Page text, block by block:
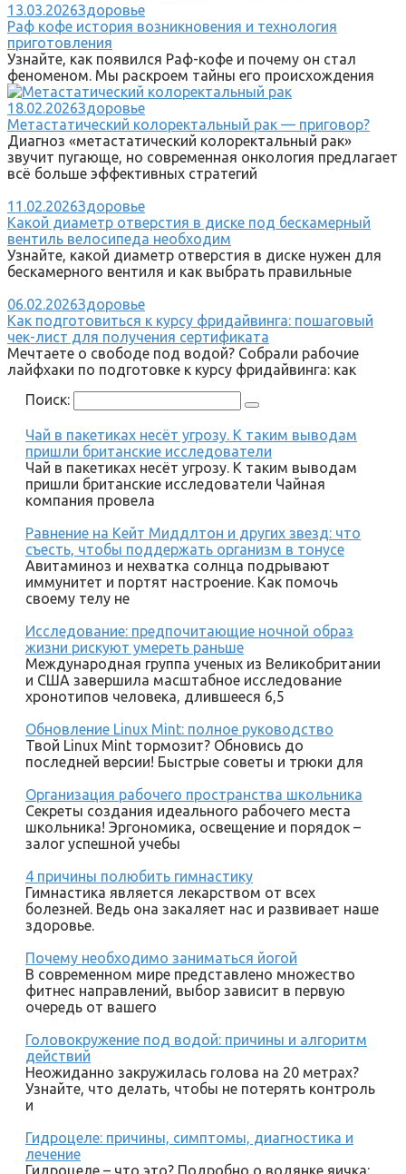
13.03.2026Здоровье
Раф кофе история возникновения и технология
приготовления
Узнайте, как появился Раф-кофе и почему он стал
феноменом. Мы раскроем тайны его происхождения
18.02.2026Здоровье
Метастатический колоректальный рак — приговор?
Диагноз «метастатический колоректальный рак»
звучит пугающе, но современная онкология предлагает
всё больше эффективных стратегий
11.02.2026Здоровье
Какой диаметр отверстия в диске под бескамерный
вентиль велосипеда необходим
Узнайте, какой диаметр отверстия в диске нужен для
бескамерного вентиля и как выбрать правильные
06.02.2026Здоровье
Как подготовиться к курсу фридайвинга: пошаговый
чек-лист для получения сертификата
Мечтаете о свободе под водой? Собрали рабочие
лайфхаки по подготовке к курсу фридайвинга: как
Поиск:
Чай в пакетиках несёт угрозу. К таким выводам
пришли британские исследователи
Чай в пакетиках несёт угрозу. К таким выводам
пришли британские исследователи Чайная
компания провела
Равнение на Кейт Миддлтон и других звезд: что
съесть, чтобы поддержать организм в тонусе
Авитаминоз и нехватка солнца подрывают
иммунитет и портят настроение. Как помочь
своему телу не
Исследование: предпочитающие ночной образ
жизни рискуют умереть раньше
Международная группа ученых из Великобритании
и США завершила масштабное исследование
хронотипов человека, длившееся 6,5
Обновление Linux Mint: полное руководство
Твой Linux Mint тормозит? Обновись до
последней версии! Быстрые советы и трюки для
Организация рабочего пространства школьника
Секреты создания идеального рабочего места
школьника! Эргономика, освещение и порядок –
залог успешной учебы
4 причины полюбить гимнастику
Гимнастика является лекарством от всех
болезней. Ведь она закаляет нас и развивает наше
здоровье.
Почему необходимо заниматься йогой
В современном мире представлено множество
фитнес направлений, выбор зависит в первую
очередь от вашего
Головокружение под водой: причины и алгоритм
действий
Неожиданно закружилась голова на 20 метрах?
Узнайте, что делать, чтобы не потерять контроль
и
Гидроцеле: причины, симптомы, диагностика и
лечение
Гидроцеле – что это? Подробно о водянке яичка: